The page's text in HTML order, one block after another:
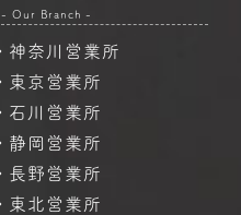
- Our Branch -
神奈川営業所
東京営業所
石川営業所
静岡営業所
長野営業所
東北営業所